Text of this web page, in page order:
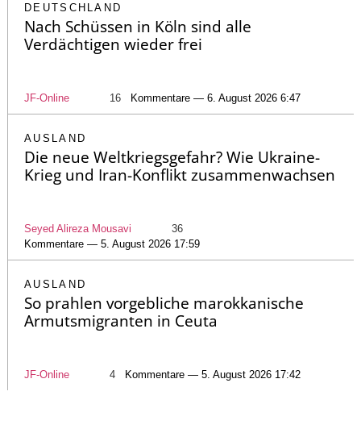
DEUTSCHLAND
Nach Schüssen in Köln sind alle
Verdächtigen wieder frei
JF-Online 16 Kommentare — 6. August 2026 6:47
AUSLAND
Die neue Weltkriegsgefahr? Wie Ukraine-
Krieg und Iran-Konflikt zusammenwachsen
Seyed Alireza Mousavi
36
Kommentare — 5. August 2026 17:59
AUSLAND
So prahlen vorgebliche marokkanische
Armutsmigranten in Ceuta
JF-Online 4 Kommentare — 5. August 2026 17:42